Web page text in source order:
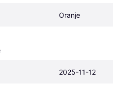
Oranje
2025-11-12